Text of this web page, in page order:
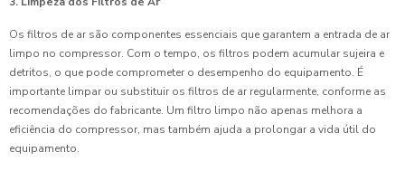
Os filtros de ar são componentes essenciais que garantem a entrada de ar
limpo no compressor. Com o tempo, os filtros podem acumular sujeira e
detritos, o que pode comprometer o desempenho do equipamento. É
importante limpar ou substituir os filtros de ar regularmente, conforme as
recomendações do fabricante. Um filtro limpo não apenas melhora a
eficiência do compressor, mas também ajuda a prolongar a vida útil do
equipamento.